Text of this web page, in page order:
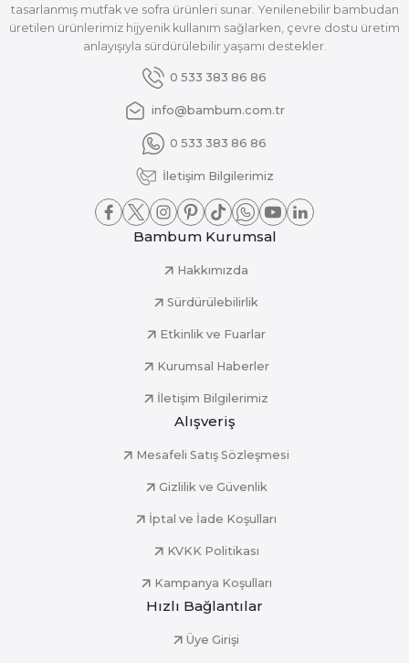
tasarlanmış mutfak ve sofra ürünleri sunar. Yenilenebilir bambudan
üretilen ürünlerimiz hijyenik kullanım sağlarken, çevre dostu üretim
anlayışıyla sürdürülebilir yaşamı destekler.
0 533 383 86 86
info@bambum.com.tr
0 533 383 86 86
İletişim Bilgilerimiz
Bambum Kurumsal
Hakkımızda
Sürdürülebilirlik
Etkinlik ve Fuarlar
Kurumsal Haberler
İletişim Bilgilerimiz
Alışveriş
Mesafeli Satış Sözleşmesi
Gizlilik ve Güvenlik
İptal ve İade Koşulları
KVKK Politikası
Kampanya Koşulları
Hızlı Bağlantılar
Üye Girişi